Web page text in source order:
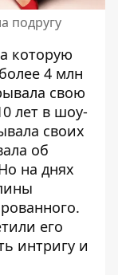
подругу
которую
4 млн
свою
лет в шоу-
своих
об
на днях
его
интригу и